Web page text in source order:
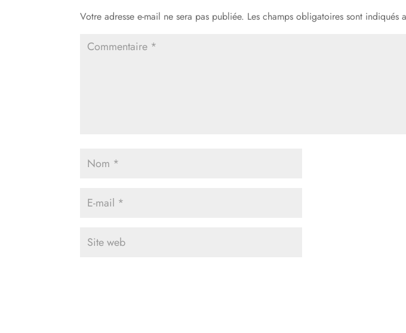
Votre adresse e-mail ne sera pas publiée. Les champs obligatoires sont indiqués